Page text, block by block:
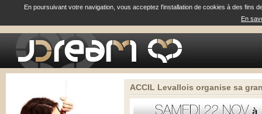
En poursuivant votre navigation, vous acceptez l'installation de cookies à des
En
ACCIL Levallois organise sa